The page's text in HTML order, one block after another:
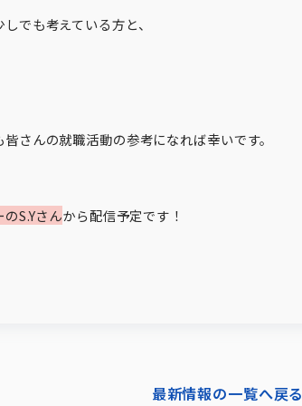
でも考えている方と、
さんの就職活動の参考になれば幸いです。
のS.Yさんから配信予定です！
最新情報の一覧へ戻る